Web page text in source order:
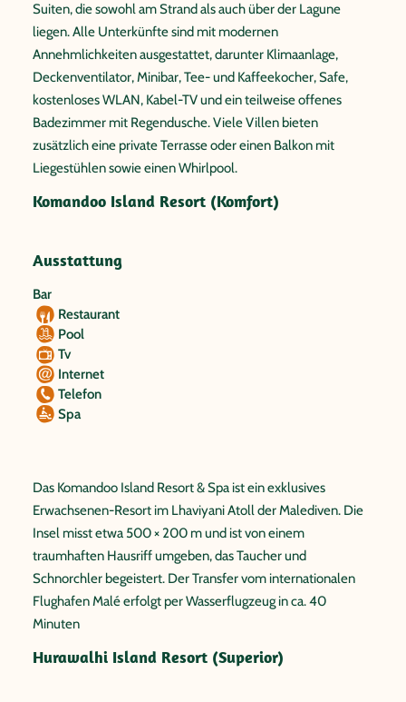
Suiten, die sowohl am Strand als auch über der Lagune
liegen. Alle Unterkünfte sind mit modernen
Annehmlichkeiten ausgestattet, darunter Klimaanlage,
Deckenventilator, Minibar, Tee- und Kaffeekocher, Safe,
kostenloses WLAN, Kabel-TV und ein teilweise offenes
Badezimmer mit Regendusche. Viele Villen bieten
zusätzlich eine private Terrasse oder einen Balkon mit
Liegestühlen sowie einen Whirlpool.
Komandoo Island Resort (Komfort)
Ausstattung
Bar
Restaurant
Pool
Tv
Internet
Telefon
Spa
Das Komandoo Island Resort & Spa ist ein exklusives
Erwachsenen-Resort im Lhaviyani Atoll der Malediven. Die
Insel misst etwa 500 × 200 m und ist von einem
traumhaften Hausriff umgeben, das Taucher und
Schnorchler begeistert. Der Transfer vom internationalen
Flughafen Malé erfolgt per Wasserflugzeug in ca. 40
Minuten
Hurawalhi Island Resort (Superior)